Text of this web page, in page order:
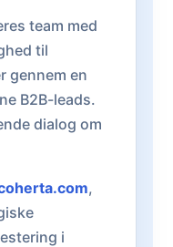
team med
til
gennem en
B2B-leads.
dialog om
,
i